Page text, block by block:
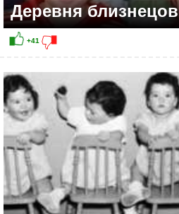
+26
Деревня близнецов